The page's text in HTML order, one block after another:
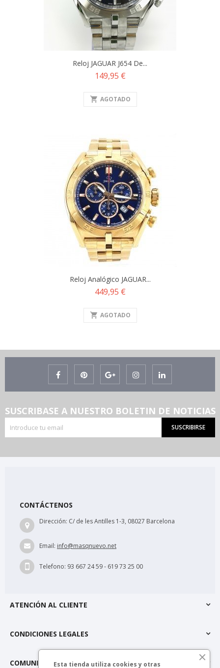
Reloj JAGUAR J654 De...
Precio
149,95 €
shopping_cart AGOTADO
Reloj Analógico JAGUAR...
Precio
449,95 €
shopping_cart AGOTADO
SUSCRIBASE A NUESTRO BOLETIN DE NOTICIAS
SUSCRIBIRSE
CONTÁCTENOS
Dirección: C/ de les Antilles 1-3, 08027 Barcelona
Email: info@masqnuevo.net
Telefono: 93 667 24 59 - 619 73 25 00
ATENCIÓN AL CLIENTE
CONDICIONES LEGALES
COMUNIDAD MÁSQNUEVOEsta tienda utiliza cookies y otras